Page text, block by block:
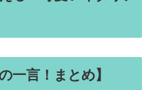
一言！まとめ】